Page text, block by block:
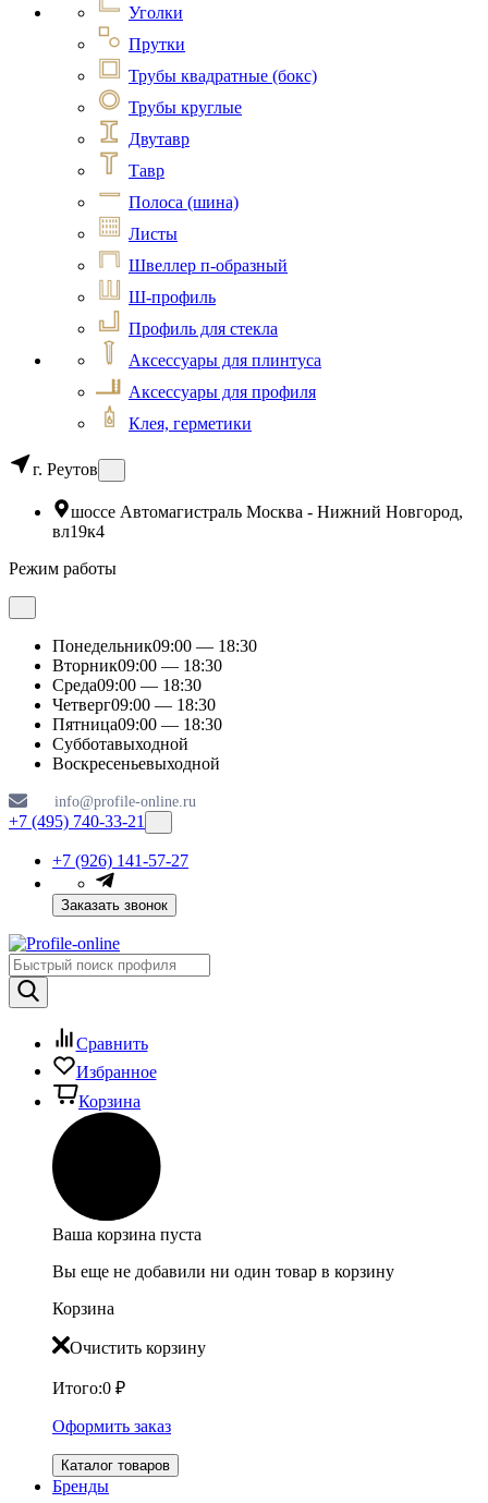
Уголки
Прутки
Трубы квадратные (бокс)
Трубы круглые
Двутавр
Тавр
Полоса (шина)
Листы
Швеллер п-образный
Ш-профиль
Профиль для стекла
Аксессуары для плинтуса
Аксессуары для профиля
Клея, герметики
г. Реутов
шоссе Автомагистраль Москва - Нижний Новгород,
вл19к4
Режим работы
Понедельник09:00 — 18:30
Вторник09:00 — 18:30
Среда09:00 — 18:30
Четверг09:00 — 18:30
Пятница09:00 — 18:30
Субботавыходной
Воскресеньевыходной
info@profile-online.ru
+7 (495) 740-33-21
+7 (926) 141-57-27
Заказать звонок
Сравнить
Избранное
Корзина
Ваша корзина пуста
Вы еще не добавили ни один товар в корзину
Корзина
Очистить корзину
Итого:0 ₽
Оформить заказ
Каталог товаров
Бренды